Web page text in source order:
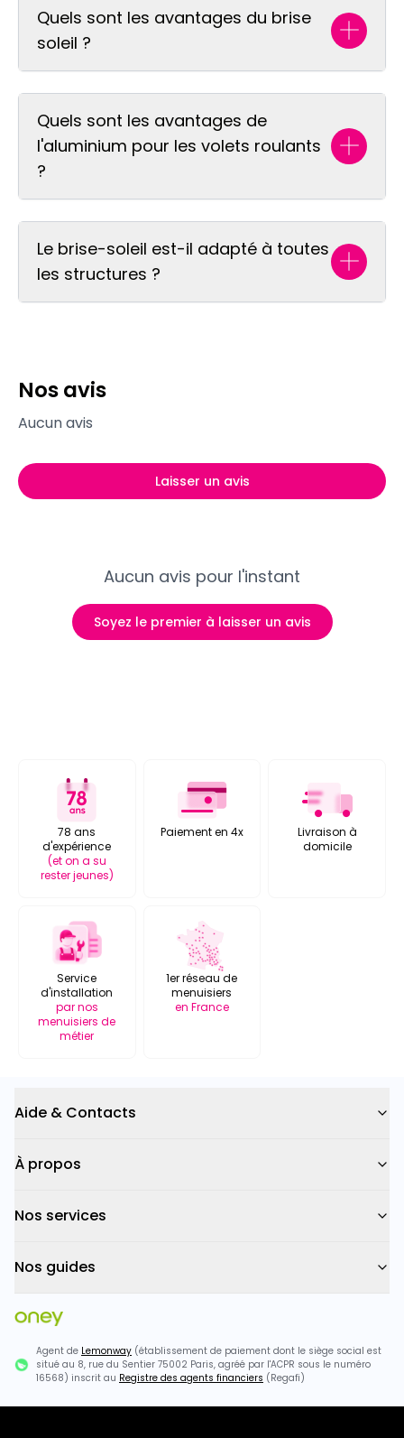
Quels sont les avantages du brise
soleil ?
Quels sont les avantages de
l'aluminium pour les volets roulants
?
Le brise-soleil est-il adapté à toutes
les structures ?
Nos avis
Aucun avis pour l'instant
Soyez le premier à laisser un avis
Aucun avis
Laisser un avis
78 ans
d'expérience
(et on a su
rester jeunes)
Paiement en 4x
Livraison à
domicile
Service
d'installation
par nos
menuisiers de
métier
1er réseau de
menuisiers
en France
Aide & Contacts
À propos
Nos services
Nos guides
Agent de Lemonway (établissement de paiement dont le siège social est
situé au 8, rue du Sentier 75002 Paris, agréé par l'ACPR sous le numéro
16568) inscrit au Registre des agents financiers (Regafi)